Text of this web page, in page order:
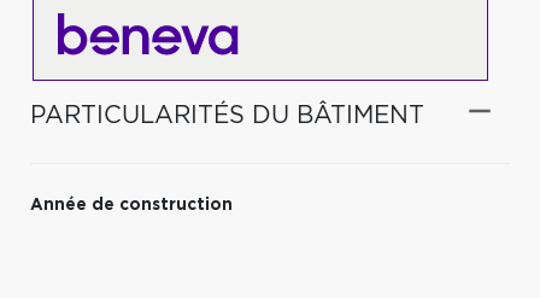
PARTICULARITÉS DU BÂTIMENT
Année de construction